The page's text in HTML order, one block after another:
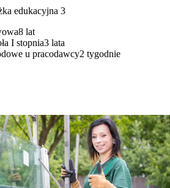
edukacyjna 3
8 lat
I stopnia3 lata
u pracodawcy2 tygodnie